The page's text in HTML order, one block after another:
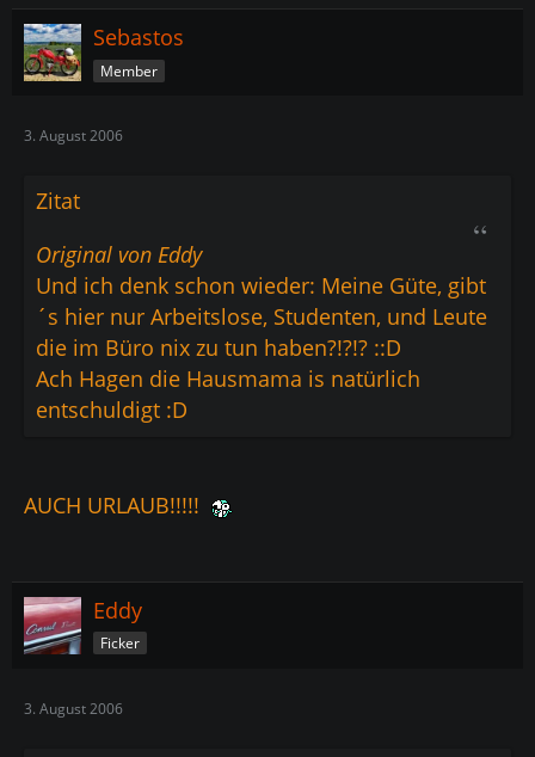
Sebastos
Member
3. August 2006
Zitat
Original von Eddy
Und ich denk schon wieder: Meine Güte, gibt
´s hier nur Arbeitslose, Studenten, und Leute
die im Büro nix zu tun haben?!?!? ::D
Ach Hagen die Hausmama is natürlich
entschuldigt :D
AUCH URLAUB!!!!!
Eddy
Ficker
3. August 2006